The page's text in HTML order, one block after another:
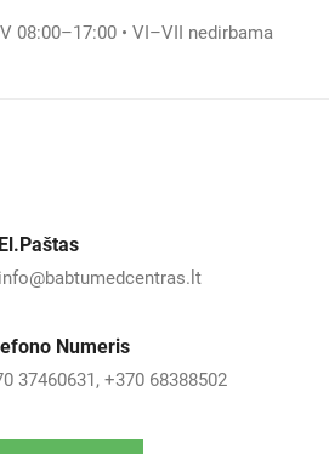
08:00–17:00 • VI–VII nedirbama
El.paštas
info@babtumedcentras.lt
Numeris
37460631, +370 68388502